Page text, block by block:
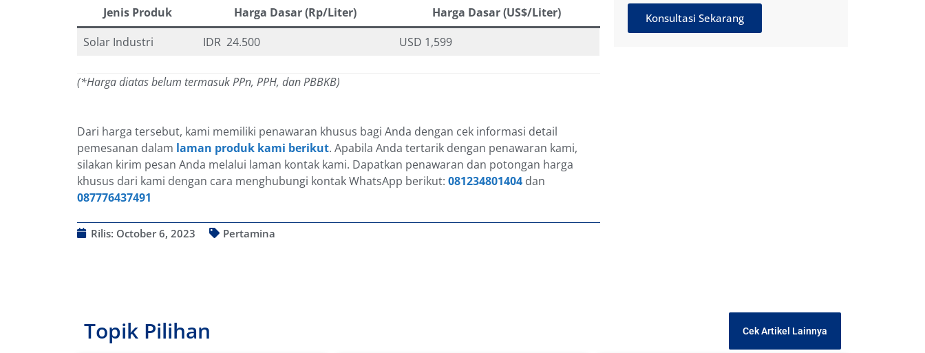
Jenis Produk Harga Dasar (Rp/Liter)
Harga Dasar (US$/Liter)
Solar Industri
IDR 24.500 USD 1,599
(*Harga diatas belum termasuk PPn, PPH, dan PBBKB)
Dari harga tersebut, kami memiliki penawaran khusus bagi Anda dengan cek informasi detail
pemesanan dalam laman produk kami berikut. Apabila Anda tertarik dengan penawaran kami,
silakan kirim pesan Anda melalui laman kontak kami. Dapatkan penawaran dan potongan harga
khusus dari kami dengan cara menghubungi kontak WhatsApp berikut: 081234801404 dan
087776437491
Rilis: October 6, 2023 Pertamina
Konsultasi Sekarang
Topik Pilihan Cek Artikel Lainnya